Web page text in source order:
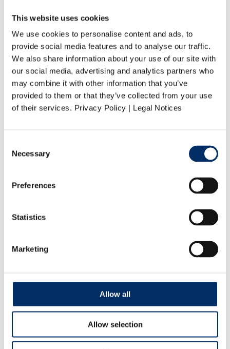
This website uses cookies
We use cookies to personalise content and ads, to
provide social media features and to analyse our traffic.
We also share information about your use of our site with
our social media, advertising and analytics partners who
may combine it with other information that you’ve
provided to them or that they’ve collected from your use
of their services. Privacy Policy | Legal Notices
Selection
Necessary
Preferences
Statistics
Marketing
Allow all
Allow selection
Klimaschutz bei Vogel Druck
Umweltmanagement
Umweltzertifikate
Karriere
Vogel Druck als Arbeitgeber
Stellenangebote
Bewerbungsprozess
Ausbildung bei Vogel Druck
Abschlussarbeiten
Aktuelles
Service
Downloads
Management
Start
Nachricht